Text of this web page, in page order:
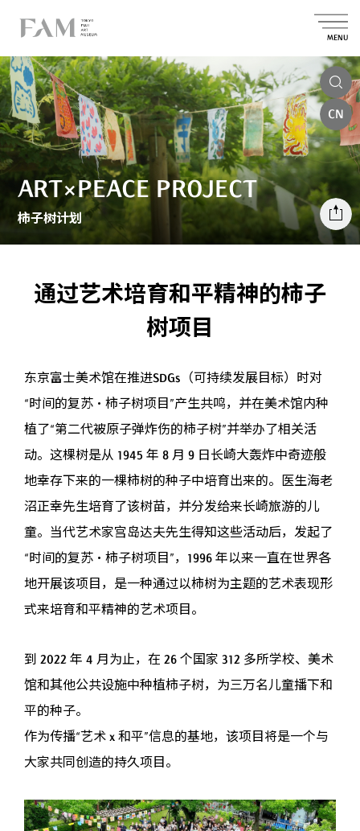
MENU
CN
ART×PEACE PROJECT
柿子树计划
通过艺术培育和平精神的柿子
树项目
东京富士美术馆在推进SDGs（可持续发展目标）时对
“时间的复苏・柿子树项目”产生共鸣，并在美术馆内种
植了“第二代被原子弹炸伤的柿子树”并举办了相关活
动。这棵树是从 1945 年 8 月 9 日长崎大轰炸中奇迹般
地幸存下来的一棵柿树的种子中培育出来的。医生海老
沼正幸先生培育了该树苗，并分发给来长崎旅游的儿
童。当代艺术家宫岛达夫先生得知这些活动后，发起了
“时间的复苏・柿子树项目”，1996 年以来一直在世界各
地开展该项目，是一种通过以柿树为主题的艺术表现形
式来培育和平精神的艺术项目。
到 2022 年 4 月为止，在 26 个国家 312 多所学校、美术
馆和其他公共设施中种植柿子树，为三万名儿童播下和
平的种子。
作为传播“艺术 x 和平”信息的基地，该项目将是一个与
大家共同创造的持久项目。